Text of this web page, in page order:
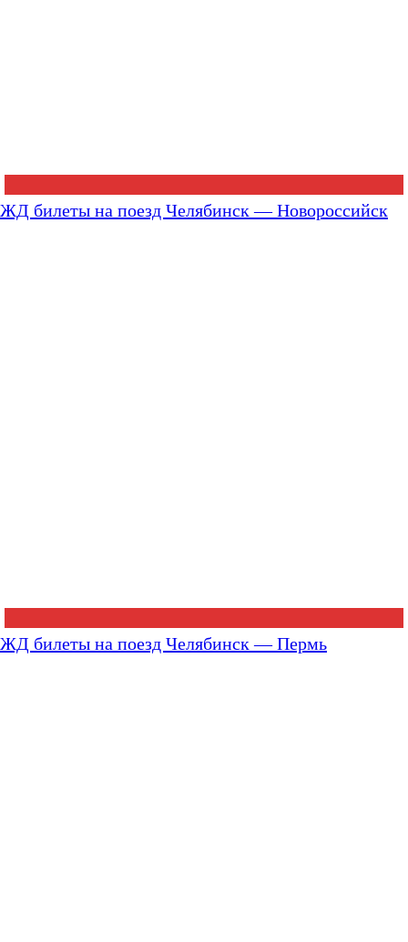
ЖД билеты на поезд Челябинск — Новороссийск
ЖД билеты на поезд Челябинск — Пермь